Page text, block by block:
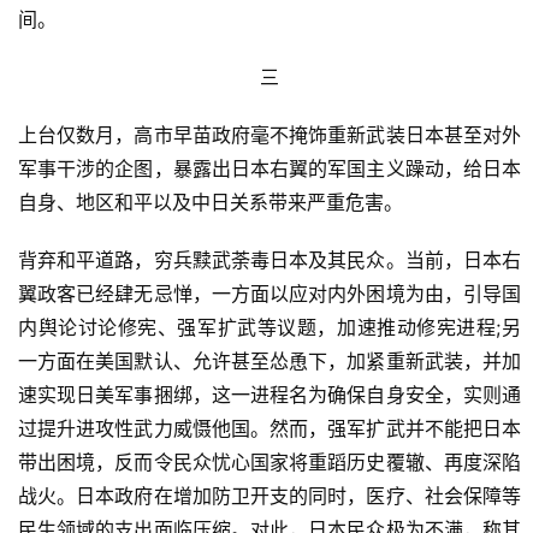
间。
三
上台仅数月，高市早苗政府毫不掩饰重新武装日本甚至对外
军事干涉的企图，暴露出日本右翼的军国主义躁动，给日本
自身、地区和平以及中日关系带来严重危害。
背弃和平道路，穷兵黩武荼毒日本及其民众。当前，日本右
翼政客已经肆无忌惮，一方面以应对内外困境为由，引导国
内舆论讨论修宪、强军扩武等议题，加速推动修宪进程;另
一方面在美国默认、允许甚至怂恿下，加紧重新武装，并加
速实现日美军事捆绑，这一进程名为确保自身安全，实则通
过提升进攻性武力威慑他国。然而，强军扩武并不能把日本
带出困境，反而令民众忧心国家将重蹈历史覆辙、再度深陷
战火。日本政府在增加防卫开支的同时，医疗、社会保障等